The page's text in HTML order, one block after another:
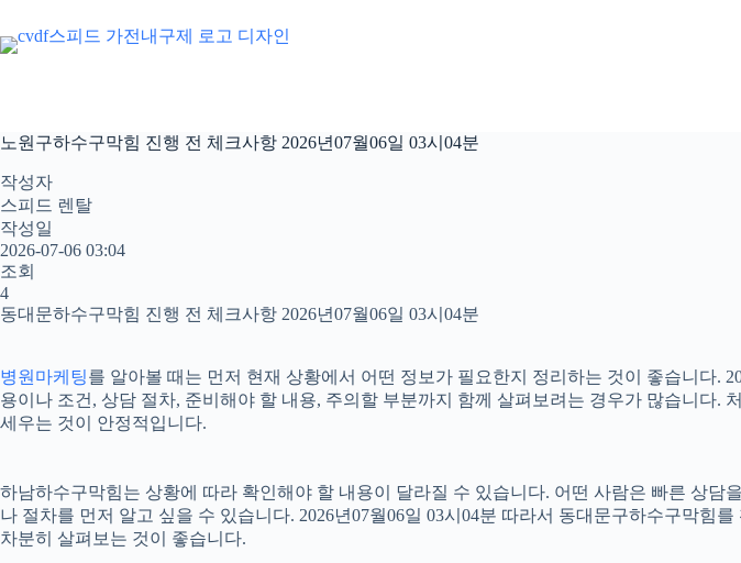
문
으
뛰
기
노원구하수구막힘 진행 전 체크사항 2026년07월06일 03시04분
작성자
스피드 렌탈
작성일
2026-07-06 03:04
조회
4
동대문하수구막힘 진행 전 체크사항 2026년07월06일 03시04분
병원마케팅를 알아볼 때는 먼저 현재 상황에서 어떤 정보가 필요한지 정리하는 것이 좋습니다.
용이나 조건, 상담 절차, 준비해야 할 내용, 주의할 부분까지 함께 살펴보려는 경우가 많습니다
세우는 것이 안정적입니다.
하남하수구막힘는 상황에 따라 확인해야 할 내용이 달라질 수 있습니다. 어떤 사람은 빠른 상
나 절차를 먼저 알고 싶을 수 있습니다. 2026년07월06일 03시04분 따라서 동대문구하수구막힘
차분히 살펴보는 것이 좋습니다.